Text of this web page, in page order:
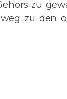
zu
zu den